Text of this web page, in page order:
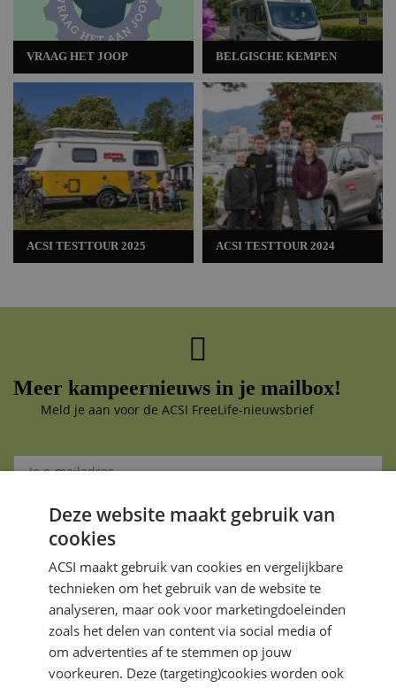
VRAAG HET JOOP
ACSI TESTTOUR 2025
BELGISCHE KEMPEN
ACSI TESTTOUR 2024
Meer kampeernieuws in je mailbox!
Meld je aan voor de ACSI FreeLife-nieuwsbrief
Aanmelden
Je gegevens zijn veilig en worden niet gedeeld met anderen
Deze website maakt gebruik van
cookies
ACSI maakt gebruik van cookies en vergelijkbare
technieken om het gebruik van de website te
analyseren, maar ook voor marketingdoeleinden
zoals het delen van content via social media of
om advertenties af te stemmen op jouw
voorkeuren. Deze (targeting)cookies worden ook